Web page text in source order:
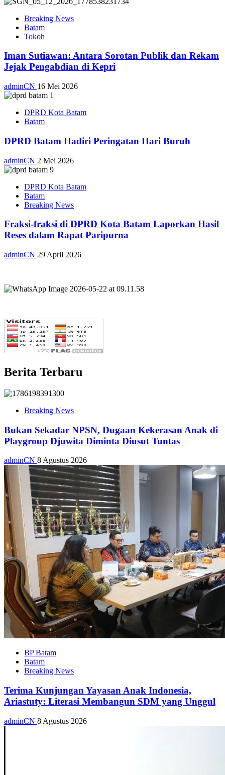
Breaking News
Batam
Tokoh
Iman Sutiawan: Antara Sorotan Publik dan Rekam
Jejak Pengabdian di Kepri
adminCN 16 Mei 2026
DPRD Kota Batam
Batam
DPRD Batam Hadiri Peringatan Hari Buruh
adminCN 2 Mei 2026
DPRD Kota Batam
Batam
Breaking News
Fraksi-fraksi di DPRD Kota Batam Laporkan Hasil
Reses dalam Rapat Paripurna
adminCN 29 April 2026
Berita Terbaru
Breaking News
Bukan Sekadar NPSN, Dugaan Kekerasan Anak di
Playgroup Djuwita Diminta Diusut Tuntas
adminCN 8 Agustus 2026
BP Batam
Batam
Breaking News
Terima Kunjungan Yayasan Anak Indonesia,
Ariastuty: Literasi Membangun SDM yang Unggul
adminCN 8 Agustus 2026